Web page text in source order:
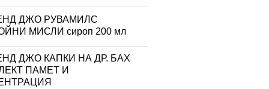
ДЖО РУВАМИЛС
МИСЛИ сироп 200 мл
ДЖО КАПКИ НА ДР. БАХ
ПАМЕТ И